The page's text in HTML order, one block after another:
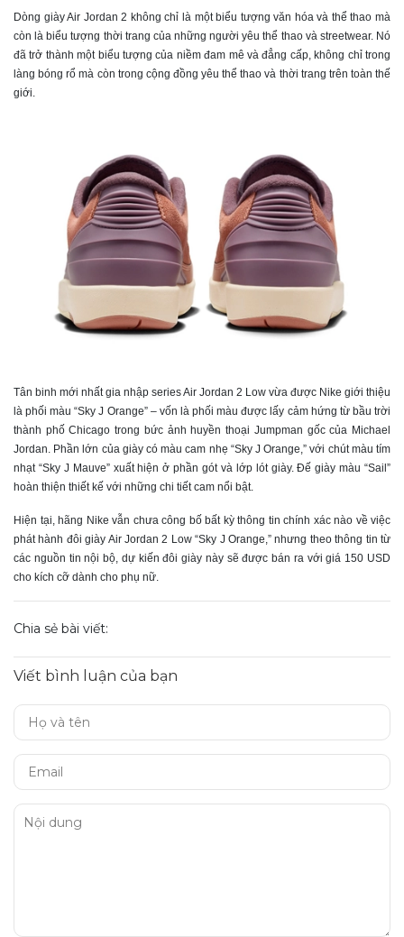
Dòng giày Air Jordan 2 không chỉ là một biểu tượng văn hóa và thể thao mà
còn là biểu tượng thời trang của những người yêu thể thao và streetwear. Nó
đã trở thành một biểu tượng của niềm đam mê và đẳng cấp, không chỉ trong
làng bóng rổ mà còn trong cộng đồng yêu thể thao và thời trang trên toàn thế
giới.
Tân binh mới nhất gia nhập series Air Jordan 2 Low vừa được Nike giới thiệu
là phối màu “Sky J Orange” – vốn là phối màu được lấy cảm hứng từ bầu trời
thành phố Chicago trong bức ảnh huyền thoại Jumpman gốc của Michael
Jordan. Phần lớn của giày có màu cam nhẹ “Sky J Orange,” với chút màu tím
nhạt “Sky J Mauve” xuất hiện ở phần gót và lớp lót giày. Đế giày màu “Sail”
hoàn thiện thiết kế với những chi tiết cam nổi bật.
Hiện tại, hãng Nike vẫn chưa công bố bất kỳ thông tin chính xác nào về việc
phát hành đôi giày Air Jordan 2 Low “Sky J Orange,” nhưng theo thông tin từ
các nguồn tin nội bộ, dự kiến đôi giày này sẽ được bán ra với giá 150 USD
cho kích cỡ dành cho phụ nữ.
Chia sẻ bài viết:
Viết bình luận của bạn